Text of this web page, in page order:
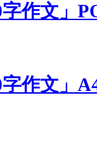
作文」
作文」